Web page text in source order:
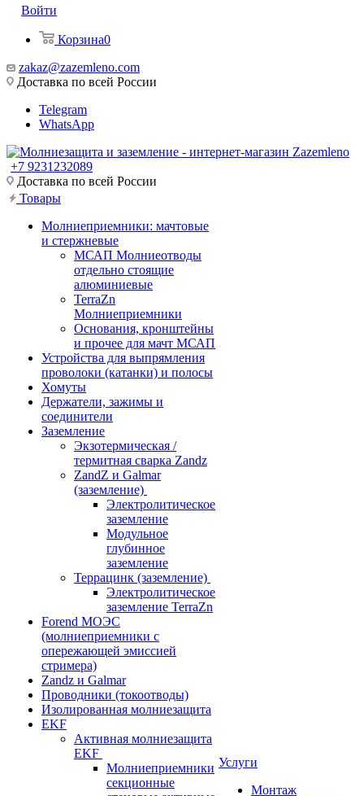
Войти
Корзина0
zakaz@zazemleno.com
Доставка по всей России
Telegram
WhatsApp
+7 9231232089
Доставка по всей России
Товары
Молниеприемники: мачтовые
и стержневые
МСАП Молниеотводы
отдельно стоящие
алюминиевые
TerraZn
Молниеприемники
Основания, кронштейны
и прочее для мачт МСАП
Устройства для выпрямления
проволоки (катанки) и полосы
Хомуты
Держатели, зажимы и
соединители
Заземление
Экзотермическая /
термитная сварка Zandz
ZandZ и Galmar
(заземление)
Электролитическое
заземление
Модульное
глубинное
заземление
Террацинк (заземление)
Электролитическое
заземление TerraZn
Forend МОЭС
(молниеприемники с
опережающей эмиссией
стримера)
Zandz и Galmar
Проводники (токоотводы)
Изолированная молниезащита
EKF
Активная молниезащита
EKF
Молниеприемники
секционные
Услуги
Монтаж